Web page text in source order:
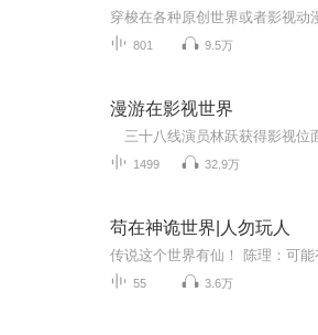
801 9.5万
漫游在影视世界
1499 32.9万
苟在神诡世界|人勿玩人
55 3.6万